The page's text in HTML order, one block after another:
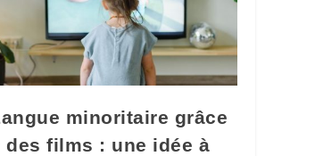
minoritaire grâce
des films : une idée à